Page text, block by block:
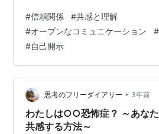
的な成功の鍵です。信頼関係を築く
の重要な要素が相互に作用し、時間
本稿では、信頼関係を構築するため
れらがどのようにして相互に作用
について探求します。 #### …
#信頼関係 #共感と理解
#オープンなコミュニケーション #
#自己開示
思考のフリーダイアリー • 3年前
わたしは○○恐怖症？ ～あなた
共感する方法～